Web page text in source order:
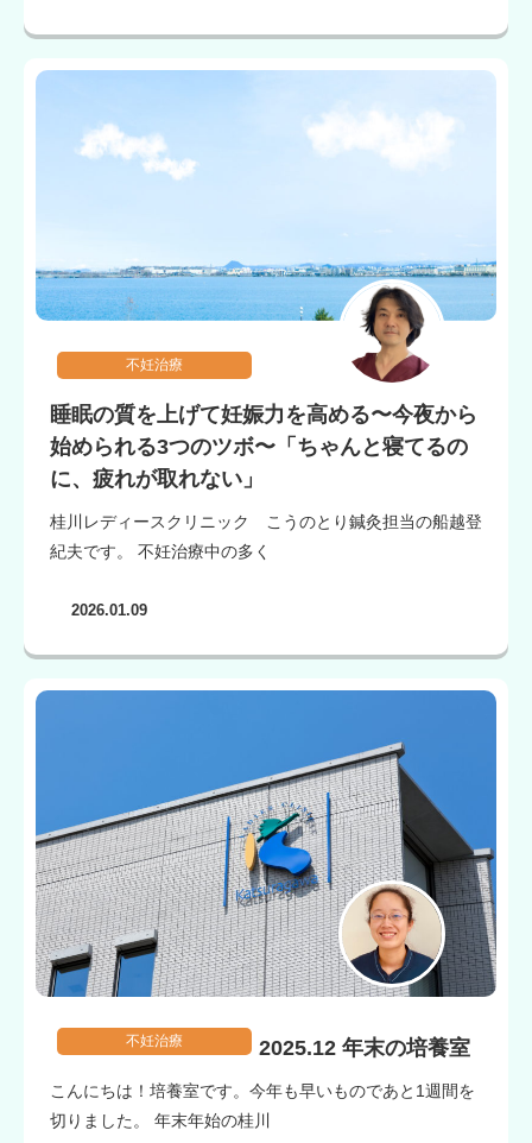
不妊治療
睡眠の質を上げて妊娠力を高める〜今夜から
始められる3つのツボ〜「ちゃんと寝てるの
に、疲れが取れない」
桂川レディースクリニック こうのとり鍼灸担当の船越登
紀夫です。 不妊治療中の多く
2026.01.09
不妊治療 2025.12 年末の培養室
こんにちは！培養室です。今年も早いものであと1週間を
切りました。 年末年始の桂川